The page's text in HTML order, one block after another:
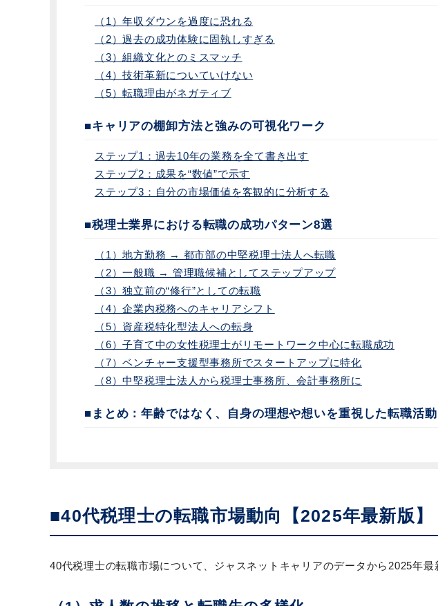
（1）年収ダウンを過度に恐れる
（2）過去の成功体験に固執しすぎる
（3）組織文化とのミスマッチ
（4）技術革新についていけない
（5）転職理由がネガティブ
■キャリアの棚卸方法と強みの可視化ワーク
ステップ1：過去10年の業務を全て書き出す
ステップ2：成果を“数値”で示す
ステップ3：自分の市場価値を客観的に分析する
■税理士業界における転職の成功パターン8選
（1）地方勤務 → 都市部の中堅税理士法人へ転職
（2）一般職 → 管理職候補としてステップアップ
（3）独立前の“修行”としての転職
（4）企業内税務へのキャリアシフト
（5）資産税特化型法人への転身
（6）子育て中の女性税理士がリモートワーク中心に転職成功
（7）ベンチャー支援型事務所でスタートアップに特化
（8）中堅税理士法人から税理士事務所、会計事務所に
■まとめ：年齢ではなく、自身の理想や想いを重視した転職活動
■40代税理士の転職市場動向【2025年最新版】
40代税理士の転職市場について、ジャスネットキャリアのデータから2025年最